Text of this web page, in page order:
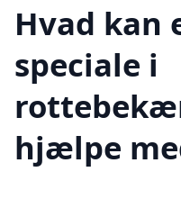
Hvad kan
speciale i
hjælpe